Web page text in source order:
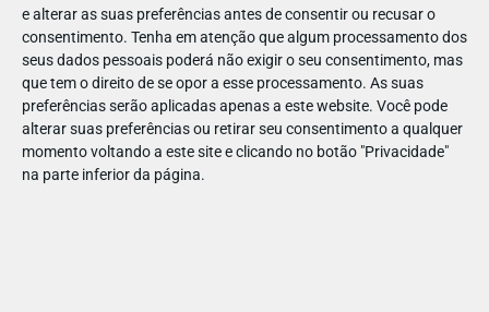
e alterar as suas preferências antes de consentir ou recusar o
consentimento. Tenha em atenção que algum processamento dos
seus dados pessoais poderá não exigir o seu consentimento, mas
que tem o direito de se opor a esse processamento. As suas
preferências serão aplicadas apenas a este website. Você pode
alterar suas preferências ou retirar seu consentimento a qualquer
momento voltando a este site e clicando no botão "Privacidade"
na parte inferior da página.
310011368921711